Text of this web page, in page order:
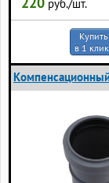
руб./шт.
Купить
в 1